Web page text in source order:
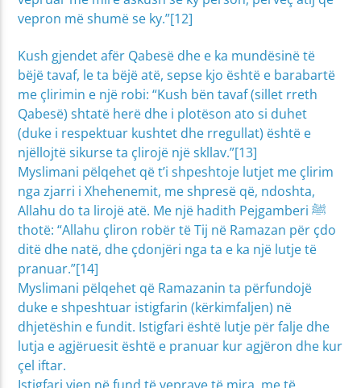
vepron më shumë se ky.”[12]
Kush gjendet afër Qabesë dhe e ka mundësinë të
bëjë tavaf, le ta bëjë atë, sepse kjo është e barabartë
me çlirimin e një robi: “Kush bën tavaf (sillet rreth
Qabesë) shtatë herë dhe i plotëson ato si duhet
(duke i respektuar kushtet dhe rregullat) është e
njëllojtë sikurse ta çlirojë një skllav.”[13]
Myslimani pëlqehet që t’i shpeshtoje lutjet me çlirim
nga zjarri i Xhehenemit, me shpresë që, ndoshta,
Allahu do ta lirojë atë. Me një hadith Pejgamberi ﷺ
thotë: “Allahu çliron robër të Tij në Ramazan për çdo
ditë dhe natë, dhe çdonjëri nga ta e ka një lutje të
pranuar.”[14]
Myslimani pëlqehet që Ramazanin ta përfundojë
duke e shpeshtuar istigfarin (kërkimfaljen) në
dhjetëshin e fundit. Istigfari është lutje për falje dhe
lutja e agjëruesit është e pranuar kur agjëron dhe kur
çel iftar.